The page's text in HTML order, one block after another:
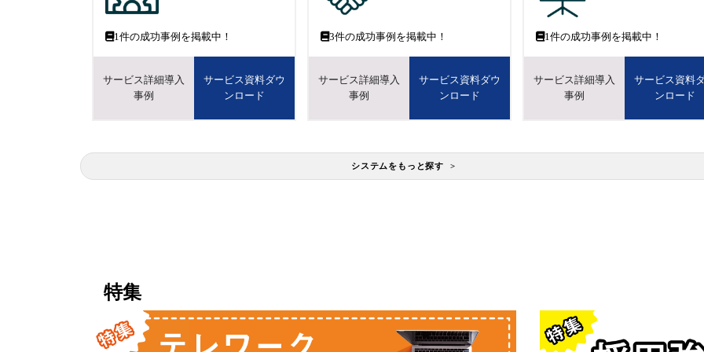
1 件の成功事例を掲載中！
サービス詳細導入
事例
サービス資料ダウ
ンロード
3件の成功事例を掲載中！
サービス詳細導入
事例
サービス資料ダウ
ンロード
1件の成功事例を掲載中！
サービス詳細導入
事例
サービス資料
ンロード
システムをもっと探す >
特集